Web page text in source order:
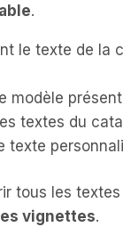
.
le texte de la
modèle
textes du
texte
tous les
vignettes.